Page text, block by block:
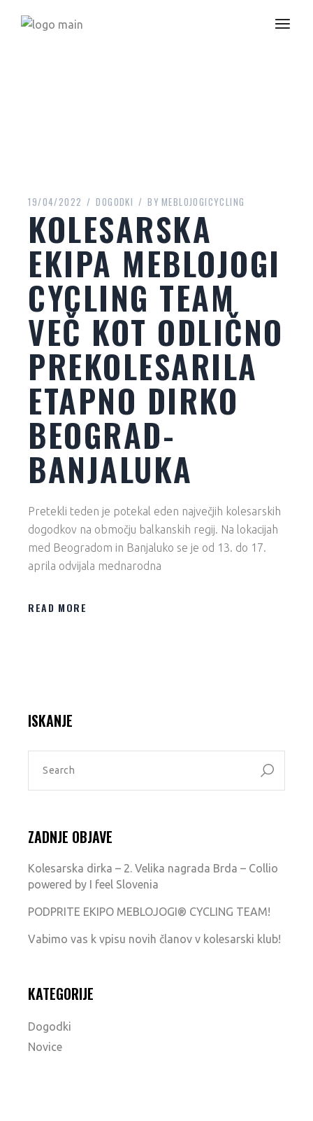
19/04/2022 DOGODKI BY MEBLOJOGICYCLING
KOLESARSKA
EKIPA MEBLOJOGI
CYCLING TEAM
VEČ KOT ODLIČNO
PREKOLESARILA
ETAPNO DIRKO
BEOGRAD-
BANJALUKA
Pretekli teden je potekal eden največjih kolesarskih
dogodkov na območju balkanskih regij. Na lokacijah
med Beogradom in Banjaluko se je od 13. do 17.
aprila odvijala mednarodna
READ MORE
ISKANJE
ZADNJE OBJAVE
Kolesarska dirka – 2. Velika nagrada Brda – Collio
powered by I feel Slovenia
PODPRITE EKIPO MEBLOJOGI® CYCLING TEAM!
Vabimo vas k vpisu novih članov v kolesarski klub!
KATEGORIJE
Dogodki
Novice